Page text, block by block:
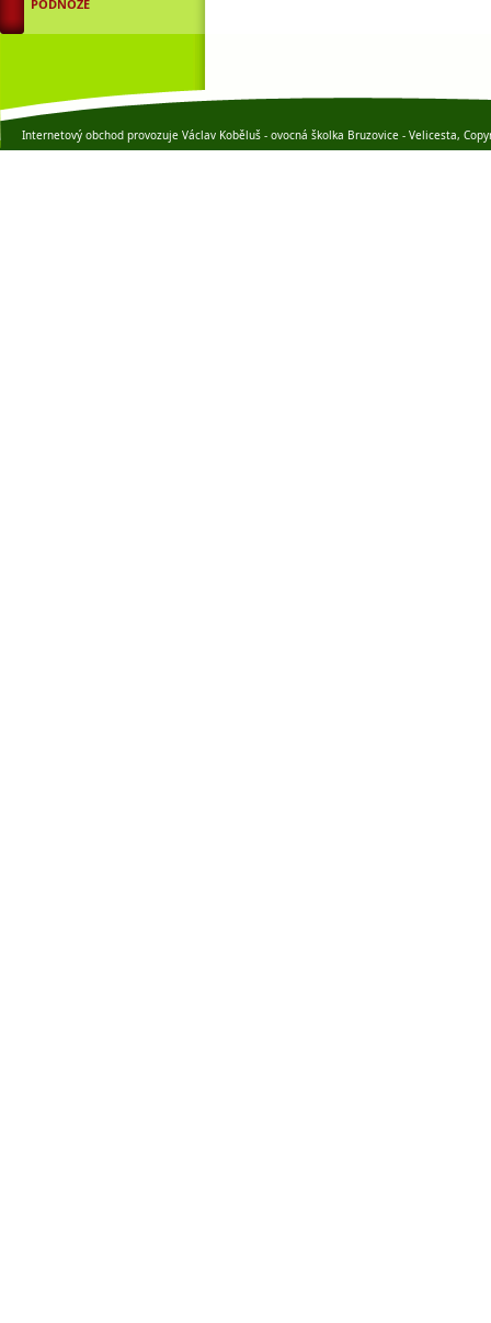
PODNOŽE
Internetový obchod provozuje Václav Koběluš - ovocná školka Bruzovice - Velicesta,